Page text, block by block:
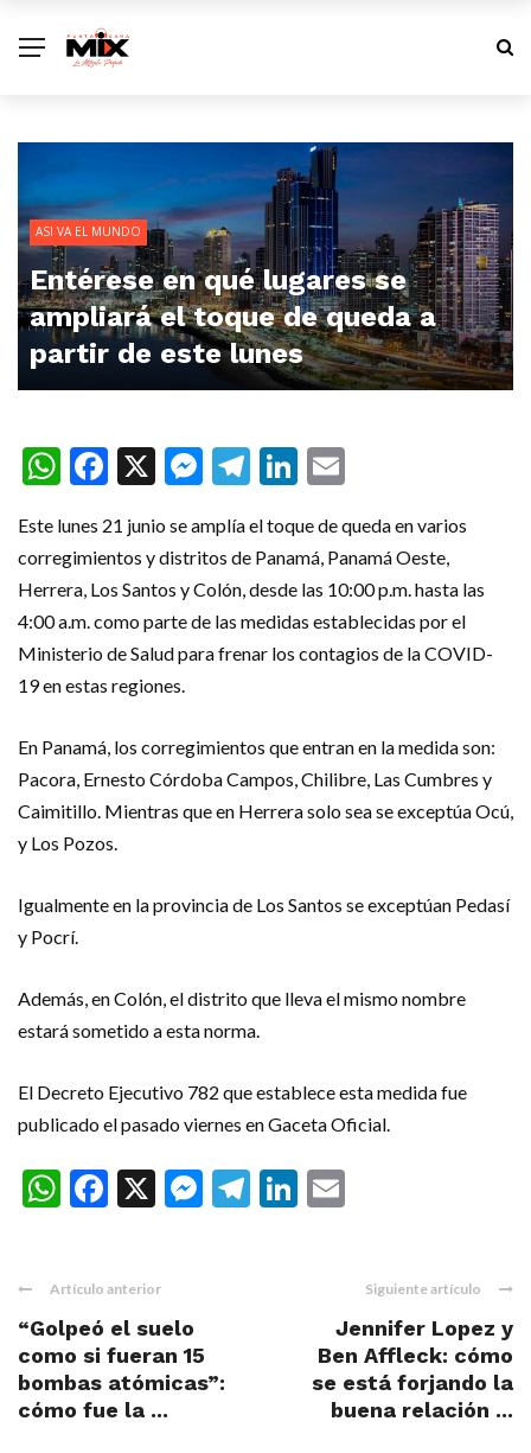
ASI VA EL MUNDO
Entérese en qué lugares se
ampliará el toque de queda a
partir de este lunes
WhatsApp
Facebook
X Messenger
Telegram
LinkedIn
Este lunes 21 junio se amplía el toque de queda en varios
corregimientos y distritos de Panamá, Panamá Oeste,
Herrera, Los Santos y Colón, desde las 10:00 p.m. hasta las
4:00 a.m. como parte de las medidas establecidas por el
Ministerio de Salud para frenar los contagios de la COVID-
19 en estas regiones.
En Panamá, los corregimientos que entran en la medida son:
Pacora, Ernesto Córdoba Campos, Chilibre, Las Cumbres y
Caimitillo. Mientras que en Herrera solo sea se exceptúa Ocú,
y Los Pozos.
Igualmente en la provincia de Los Santos se exceptúan Pedasí
y Pocrí.
Además, en Colón, el distrito que lleva el mismo nombre
estará sometido a esta norma.
El Decreto Ejecutivo 782 que establece esta medida fue
publicado el pasado viernes en Gaceta Oficial.
WhatsApp
Facebook
X Messenger
Telegram
LinkedIn
Artículo anterior
“Golpeó el suelo
como si fueran 15
bombas atómicas”:
cómo fue la ...
Siguiente artículo
Jennifer Lopez y
Ben Affleck: cómo
se está forjando la
buena relación ...